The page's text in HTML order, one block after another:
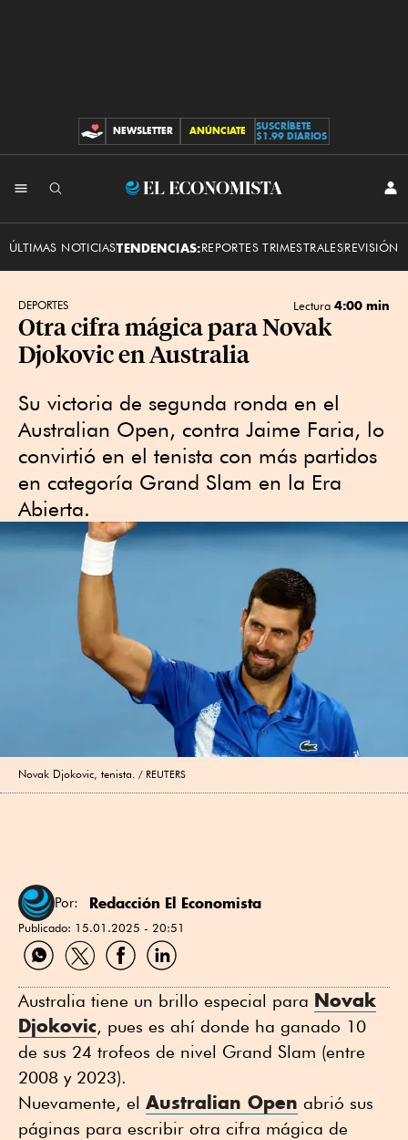
CONTRIBUCIONES
NEWSLETTER ANÚNCIATE
SUSCRÍBETE
$1.99 DIARIOS
El
ÚLTIMAS NOTICIASTENDENCIAS:REPORTES TRIMESTRALESREVISIÓN
DEPORTES Lectura 4:00 min
Otra cifra mágica para Novak
Djokovic en Australia
Su victoria de segunda ronda en el
Australian Open, contra Jaime Faria, lo
convirtió en el tenista con más partidos
en categoría Grand Slam en la Era
Abierta.
Novak Djokovic, tenista. REUTERS
Por: Redacción El Economista
Publicado: 15.01.2025 - 20:51
Compartir
por
Compartir
por
Compartir
por
Compartir
por
Australia tiene un brillo especial para Novak
Djokovic, pues es ahí donde ha ganado 10
de sus 24 trofeos de nivel Grand Slam (entre
2008 y 2023).
Nuevamente, el Australian Open abrió sus
páginas para escribir otra cifra mágica de